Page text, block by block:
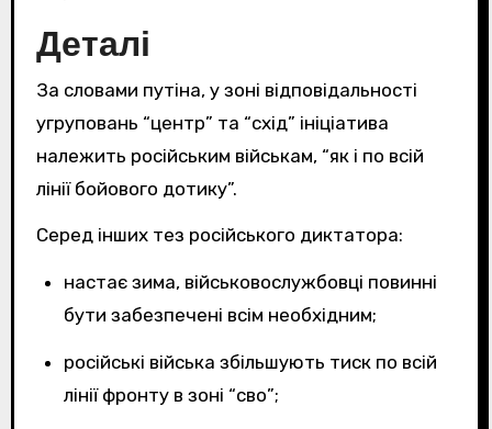
Деталі
За словами путіна, у зоні відповідальності
угруповань “центр” та “схід” ініціатива
належить російським військам, “як і по всій
лінії бойового дотику”.
Серед інших тез російського диктатора:
настає зима, військовослужбовці повинні
бути забезпечені всім необхідним;
російські війська збільшують тиск по всій
лінії фронту в зоні “сво”;